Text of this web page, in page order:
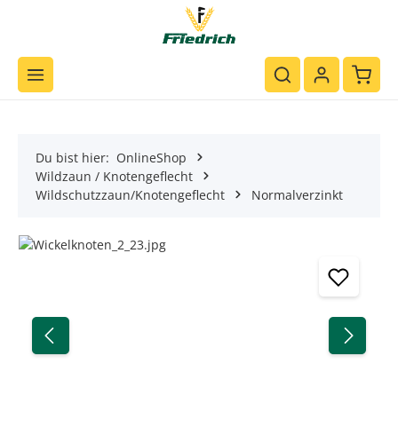
Du bist hier: OnlineShop
Wildzaun / Knotengeflecht
Wildschutzzaun/Knotengeflecht
Normalverzinkt
Bildergalerie überspringen